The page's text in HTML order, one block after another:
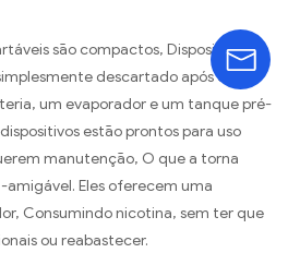
​​são compactos, Dispositivos
descartado após o uso.
um evaporador e um tanque pré-
estão prontos para uso
manutenção, O que a torna
Eles oferecem uma
Consumindo nicotina, sem ter que
ou reabastecer.